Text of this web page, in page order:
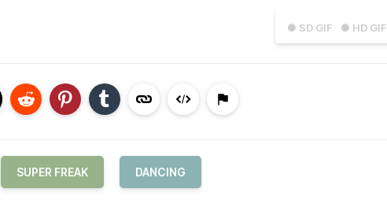
● SD GIF ● HD GIF
SUPER FREAK DANCING